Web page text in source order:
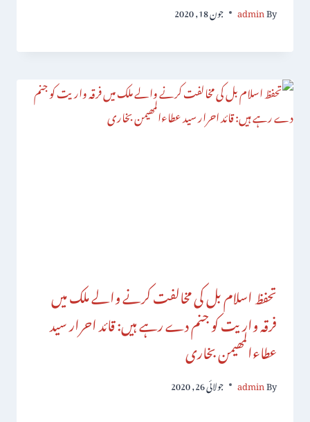
By
admin جون 18, 2020
تحفظ اسلام بل کی مخالفت کرنے والے ملک میں
فرقہ واریت کو جنم دے رہے ہیں: قائد احرار سید
عطاءالمھیمن بخاری
By
admin جولائی 26, 2020